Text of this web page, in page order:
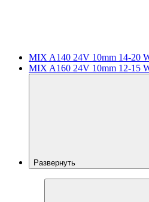
MIX A140 24V 10mm 14-20
MIX A160 24V 10mm 12-15
Развернуть